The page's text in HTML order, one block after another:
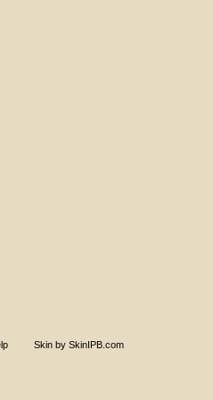
Skin by SkinIPB.com